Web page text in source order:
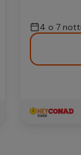
4 o 7 notti